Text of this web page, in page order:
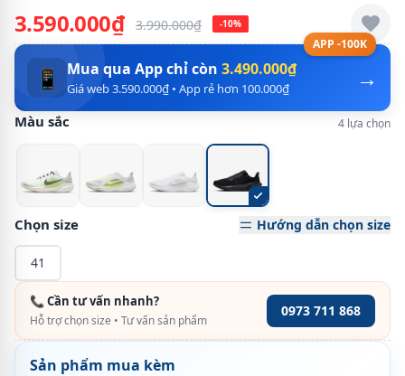
3.590.000₫ 3.990.000₫ -10%
APP -100K
→
📱 Mua qua App chỉ còn 3.490.000₫
Giá web 3.590.000₫ • App rẻ hơn 100.000₫
Màu sắc 4 lựa chọn
Chọn size Hướng dẫn chọn size
41
📞 Cần tư vấn nhanh?
Hỗ trợ chọn size • Tư vấn sản phẩm
0973 711 868
Sản phẩm mua kèm